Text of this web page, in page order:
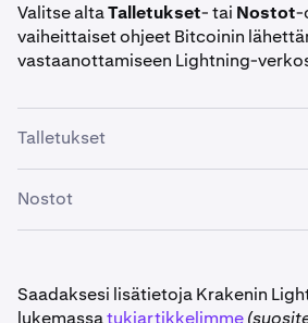
Valitse altaTalletukset- tai Nostot-
vaiheittaiset ohjeet Bitcoinin
vastaanottamiseen Lightning-
Talletukset
1 Kun olet kirjautunut Kraken-
painiketta.
Valitse Bitcoin (BTC) ja klikkaa
välilehteä.
Nostot
painiketta.
Saadaksesi lisätietoja Krakenin
lukemassatukiartikkelimme